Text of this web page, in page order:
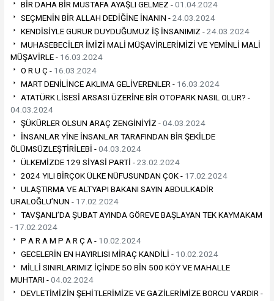
BİR DAHA BİR MUSTAFA AYAŞLI GELMEZ -01.04.2024
SEÇMENİN BİR ALLAH DEDİĞİNE İNANIN -24.03.2024
KENDİSİYLE GURUR DUYDUĞUMUZ İŞ İNSANIMIZ -24.03.2024
MUHASEBECİLER İMİZİ MALİ MÜŞAVİRLERİMİZİ VE YEMİNLİ MALİ
MÜŞAVİRLE - 16.03.2024
O R U Ç - 16.03.2024
MART DENİLİNCE AKLIMA GELİVERENLER - 16.03.2024
ATATÜRK LİSESİ ARSASI ÜZERİNE BİR OTOPARK NASIL OLUR? -
04.03.2024
ŞÜKÜRLER OLSUN ARAÇ ZENGİNİYİZ -04.03.2024
İNSANLAR YİNE İNSANLAR TARAFINDAN BİR ŞEKİLDE
ÖLÜMSÜZLEŞTİRİLEBİ -04.03.2024
ÜLKEMİZDE 129 SİYASİ PARTİ -23.02.2024
2024 YILI BİRÇOK ÜLKE NÜFUSUNDAN ÇOK - 17.02.2024
ULAŞTIRMA VE ALTYAPI BAKANI SAYIN ABDULKADİR
URALOĞLU’NUN - 17.02.2024
TAVŞANLI’DA ŞUBAT AYINDA GÖREVE BAŞLAYAN TEK KAYMAKAM
- 17.02.2024
P A R A M P A R Ç A - 10.02.2024
GECELERİN EN HAYIRLISI MİRAÇ KANDİLİ - 10.02.2024
MİLLİ SINIRLARIMIZ İÇİNDE 5O BİN 500 KÖY VE MAHALLE
MUHTARI -04.02.2024
DEVLETİMİZİN ŞEHİTLERİMİZE VE GAZİLERİMİZE BORCU VARDIR -